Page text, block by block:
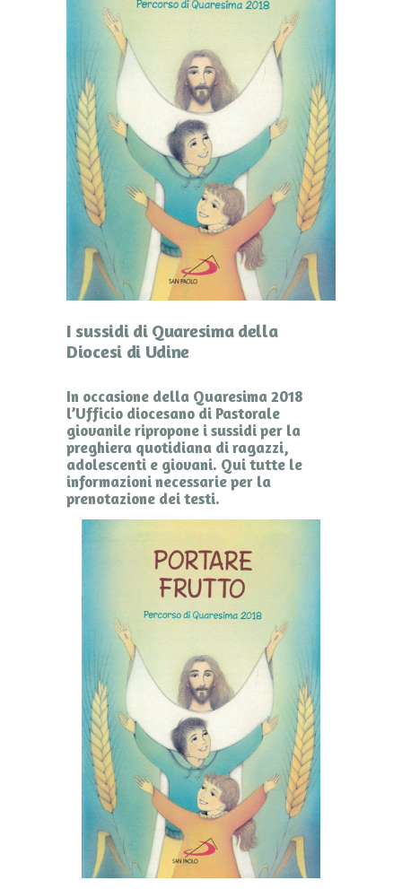
I sussidi di Quaresima della
Diocesi di Udine
In occasione della Quaresima 2018
l’Ufficio diocesano di Pastorale
giovanile ripropone i sussidi per la
preghiera quotidiana di ragazzi,
adolescenti e giovani. Qui tutte le
informazioni necessarie per la
prenotazione dei testi.